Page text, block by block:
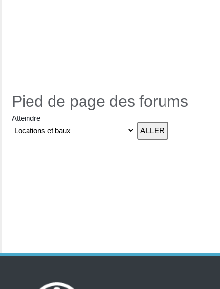
Pied de page des forums
Atteindre